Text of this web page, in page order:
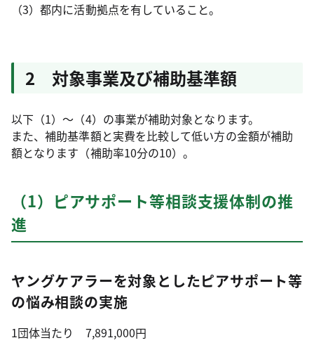
（3）都内に活動拠点を有していること。
2 対象事業及び補助基準額
以下（1）～（4）の事業が補助対象となります。
また、補助基準額と実費を比較して低い方の金額が補助
額となります（補助率10分の10）。
（1）ピアサポート等相談支援体制の推
進
ヤングケアラーを対象としたピアサポート等
の悩み相談の実施
1団体当たり 7,891,000円